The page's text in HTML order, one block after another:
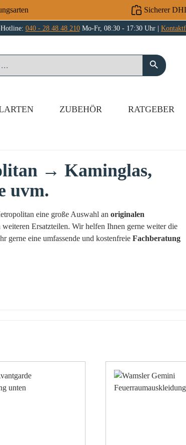
Sicherer
040 - 28 48 48 210Mo-Fr, 08:30 - 17:30 Uhr |
ZUBEHÖR RATGEBER
→ Kaminglas,
uvm.
eine große Auswahl an originalen
Ersatzteilen. Wir helfen Ihnen gerne weiter die
gerne eine umfassende und kostenfreie Fachberatung